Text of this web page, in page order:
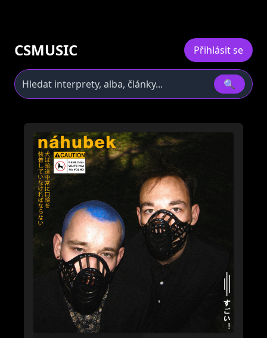
CSMUSIC Přihlásit se
🔍